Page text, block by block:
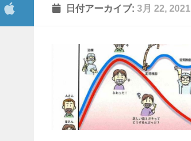
日付アーカイブ: 3月 22, 2021